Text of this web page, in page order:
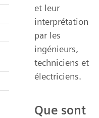
et leur
interprétation
par les
ingénieurs,
techniciens et
électriciens.
Que sont